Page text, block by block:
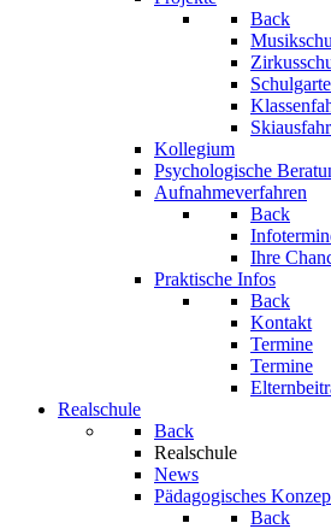
Back
Kollegium
Psychologische
Aufnahmeverfahren
Back
Ihre
Praktische Infos
Back
Kontakt
Termine
Termine
Realschule
Back
Realschule
News
Pädagogisches
Back